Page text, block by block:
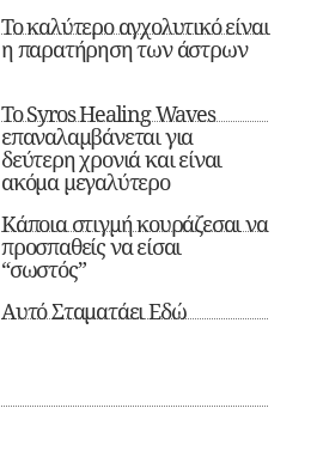
Το καλύτερο αγχολυτικό είναι
η παρατήρηση των άστρων
Το Syros Healing Waves
επαναλαμβάνεται για
δεύτερη χρονιά και είναι
ακόμα μεγαλύτερο
Κάποια στιγμή κουράζεσαι να
προσπαθείς να είσαι
“σωστός”
Αυτό Σταματάει Εδώ